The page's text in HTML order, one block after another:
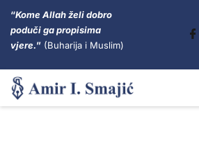
“Kome Allah želi dobro
poduči ga propisima
vjere.” (Buharija i Muslim)